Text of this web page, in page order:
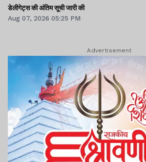
डेलीगेट्स की अंतिम सूची जारी की
Aug 07, 2026 05:25 PM
Advertisement